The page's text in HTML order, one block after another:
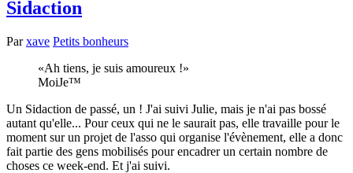
Sidaction
Parxave Petits bonheurs
Ah tiens, je suis amoureux !
MoiJe™
Un Sidaction de passé, un ! J'ai suivi Julie, mais je n'ai pas bossé
autant qu'elle... Pour ceux qui ne le saurait pas, elle travaille pour le
moment sur un projet de l'asso qui organise l'évènement, elle a donc
fait partie des gens mobilisés pour encadrer un certain nombre de
choses ce week-end. Et j'ai suivi.